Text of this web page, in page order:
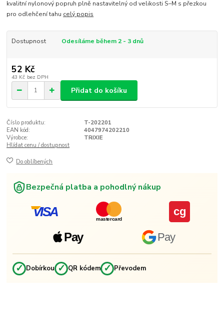
kvalitní nylonový popruh plně nastavitelný od velikosti S–M s přezkou
pro odlehčení tahu celý popis
Dostupnost Odesíláme během 2 - 3 dnů
52 Kč
43 Kč bez DPH
Přidat do košíku
Číslo produktu:
T-202201
EAN kód:
4047974202210
Výrobce:
TRIXIE
Hlídat cenu / dostupnost
Do oblíbených
Bezpečná platba a pohodlný nákup
VISA mastercard
Pay Pay
cg
✓ Dobírkou ✓ QR kódem ✓ Převodem